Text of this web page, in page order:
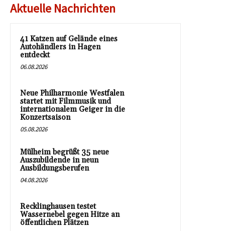
Aktuelle Nachrichten
41 Katzen auf Gelände eines
Autohändlers in Hagen
entdeckt
06.08.2026
Neue Philharmonie Westfalen
startet mit Filmmusik und
internationalem Geiger in die
Konzertsaison
05.08.2026
Mülheim begrüßt 35 neue
Auszubildende in neun
Ausbildungsberufen
04.08.2026
Recklinghausen testet
Wassernebel gegen Hitze an
öffentlichen Plätzen